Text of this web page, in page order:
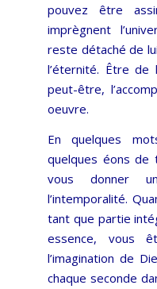
pouvez être
imprègnent
reste détaché de
l’éternité. Être
peut-être,
oeuvre.
En quelques
quelques éons
vous donner
l’intemporalité.
tant que partie
essence, vous
l’imagination de
chaque seconde